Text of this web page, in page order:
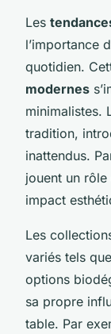
Les
l’importance
quotidien.
modernes
minimalistes.
tradition,
inattendus.
jouent un
impact
Les
variés tels
options
sa propre
table. Par